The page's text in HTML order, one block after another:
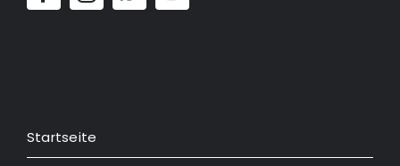
Startseite